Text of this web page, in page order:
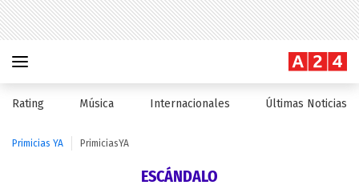
Rating Música Internacionales Últimas Noticias
Primicias YA PrimiciasYA
ESCÁNDALO